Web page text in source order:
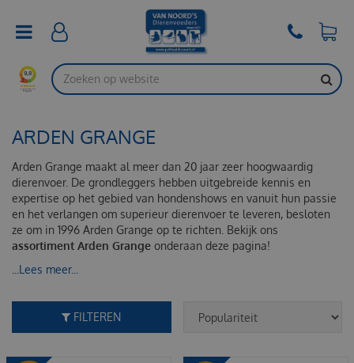
ARDEN GRANGE
Arden Grange maakt al meer dan 20 jaar zeer hoogwaardig
dierenvoer. De grondleggers hebben uitgebreide kennis en
expertise op het gebied van hondenshows en vanuit hun passie
en het verlangen om superieur dierenvoer te leveren, besloten
ze om in 1996 Arden Grange op te richten. Bekijk ons
assortiment Arden Grange onderaan deze pagina!
Lees meer...
FILTEREN